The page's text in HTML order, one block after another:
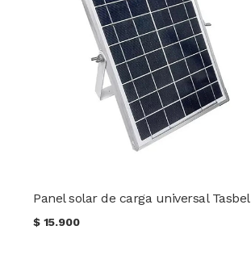
Panel solar de carga universal Tasbel
$15.900